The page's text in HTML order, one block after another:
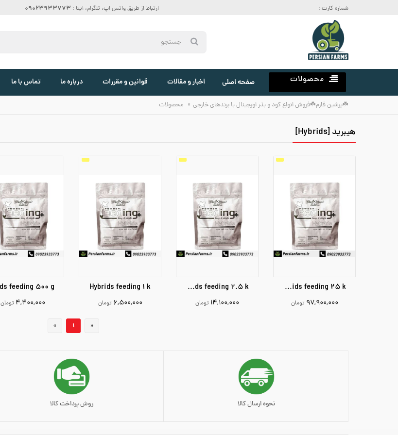
شماره کارت : ارتباط از طریق واتس اپ، تلگرام، ایتا : 09023933773
محصولات صفحه اصلی اخبار و مقالات قوانین و مقررات درباره ما تماس با ما
☘️پرشین فارم☘️فروش انواع کود و بذر اورجینال با برندهای خارجی » محصولات
هیبرید [Hybrids]
Hybrids feeding 25 k
۹۷,۹۰۰,۰۰۰ تومان
Hybrids feeding 2.5 k
۱۴,۱۰۰,۰۰۰ تومان
Hybrids feeding 1 k
۶,۵۰۰,۰۰۰ تومان ۴,۴۰۰,۰۰۰ تومان
«
1
»
نحوه ارسال کالا روش پرداخت کالا